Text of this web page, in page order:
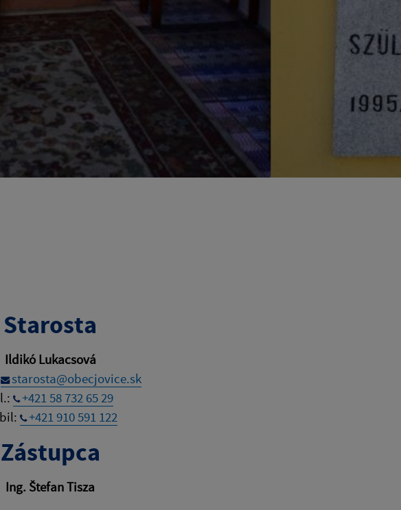
Starosta
Ildikó Lukacsová
starosta@obecjovice.sk
+421 58 732 65 29
+421 910 591 122
Zástupca
Ing. Štefan Tisza